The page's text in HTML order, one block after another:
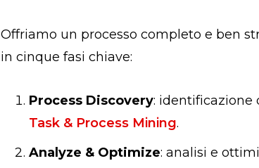
Offriamo un processo completo e ben
in cinque fasi chiave:
Process Discovery: identificazione
Task & Process Mining.
Analyze & Optimize: analisi e